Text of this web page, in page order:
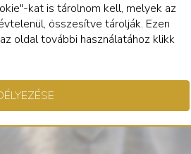
kat is tárolnom kell, melyek az
összesítve tárolják. Ezen
oldal további használatához klikk